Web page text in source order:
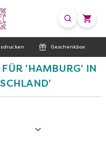
Geschenkbox
FÜR 'HAMBURG' IN